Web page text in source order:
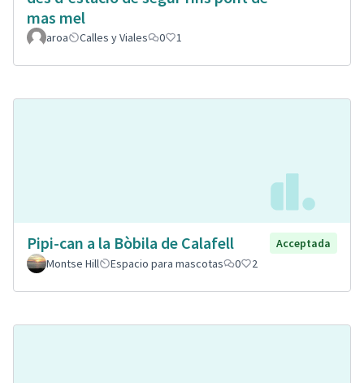
mas mel
aroa Calles y Viales 0 1
Pipi-can a la Bòbila de Calafell
Acceptada
Montse Hill
Espacio para mascotas 0 2